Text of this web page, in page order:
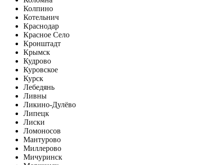
Колпино
Котельнич
Краснодар
Красное Село
Кронштадт
Крымск
Кудрово
Куровское
Курск
Лебедянь
Ливны
Ликино-Дулёво
Липецк
Лиски
Ломоносов
Мантурово
Миллерово
Мичуринск